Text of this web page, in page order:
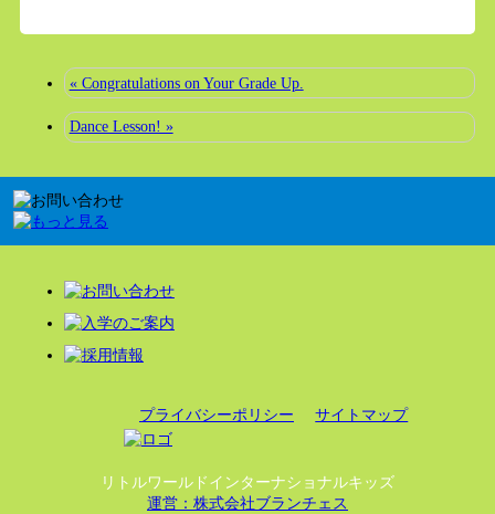
« Congratulations on Your Grade Up.
Dance Lesson! »
プライバシーポリシー サイトマップ
リトルワールドインターナショナルキッズ
運営：株式会社ブランチェス